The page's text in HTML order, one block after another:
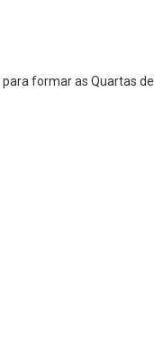
formar as Quartas de